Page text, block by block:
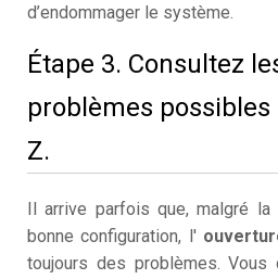
d’endommager le système.
Étape 3. Consultez
problèmes
Z.
Il arrive parfois que, malgré
bonne configuration, l'
toujours des problèmes. Vous